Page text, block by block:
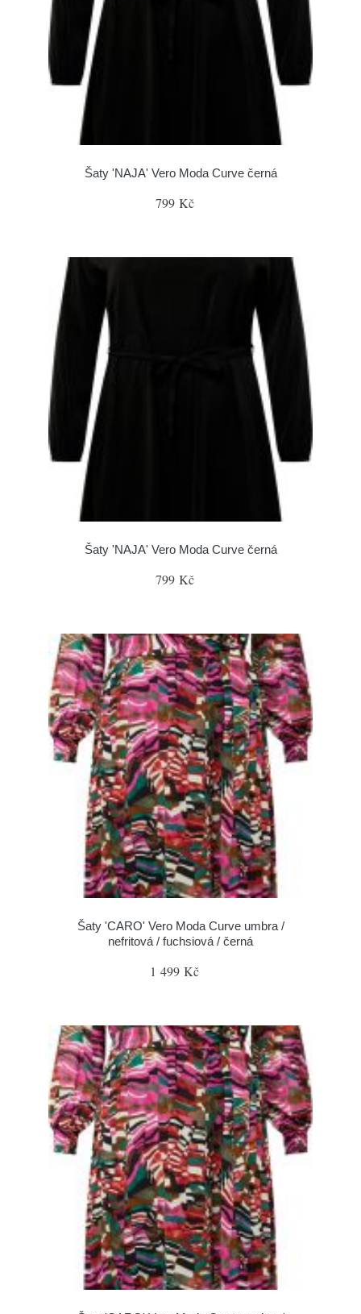
Šaty 'NAJA' Vero Moda Curve černá
799 Kč
Šaty 'NAJA' Vero Moda Curve černá
799 Kč
Šaty 'CARO' Vero Moda Curve umbra /
nefritová / fuchsiová / černá
1 499 Kč